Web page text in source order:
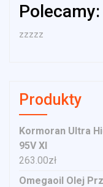
Polecamy:
zzzzz
Produkty
Kormoran Ultra
95V Xl
263.00zł
Omegaoil Olej